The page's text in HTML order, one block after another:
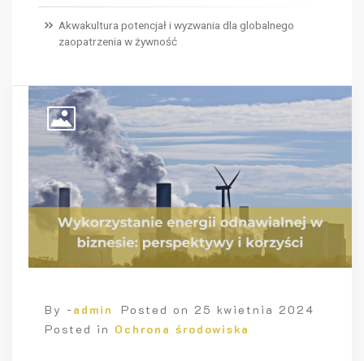
By -admin Posted on 25 kwietnia 2024
Posted in Ochrona środowiska
Akwakultura potencjał i wyzwania dla globalnego
zaopatrzenia w żywność